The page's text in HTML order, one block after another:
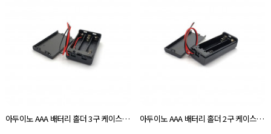
아두이노 AAA 배터리 홀더 3구 케이스 타입 아두이노 AAA 배터리 홀더 2구 케이스 타입